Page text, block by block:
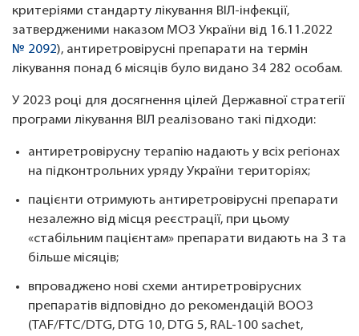
критеріями стандарту лікування ВІЛ-інфекції,
затвердженими наказом МОЗ України від 16.11.2022
№ 2092), антиретровірусні препарати на термін
лікування понад 6 місяців було видано 34 282 особам.
У 2023 році для досягнення цілей Державної стратегії
програми лікування ВІЛ реалізовано такі підходи:
антиретровірусну терапію надають у всіх регіонах
на підконтрольних уряду України територіях;
пацієнти отримують антиретровірусні препарати
незалежно від місця реєстрації, при цьому
«стабільним пацієнтам» препарати видають на 3 та
більше місяців;
впроваджено нові схеми антиретровірусних
препаратів відповідно до рекомендацій ВООЗ
(TAF/FTC/DTG, DTG 10, DTG 5, RAL-100 sachet,